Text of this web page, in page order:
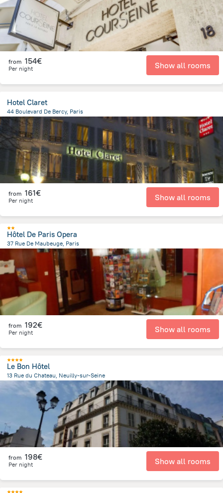
from 154€
Per night Show all rooms
Hotel Claret
44 Boulevard De Bercy, Paris
2.9 kmfrom the center of Frankreich
from 161€
Per night Show all rooms
Hôtel De Paris Opera
37 Rue De Maubeuge, Paris
from the center of Frankreich
from 192€
Per night Show all rooms
Le Bon Hôtel
13 Rue du Chateau, Neuilly-sur-Seine
287.3 m
from the center ofFrankreich
from 198€
Per night Show all rooms